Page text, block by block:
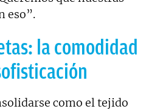
eso”.
la comodidad
como el tejido